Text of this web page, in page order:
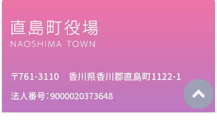
〒761-3110 香川県香川郡直島町1122-1
法人番号：9000020373648